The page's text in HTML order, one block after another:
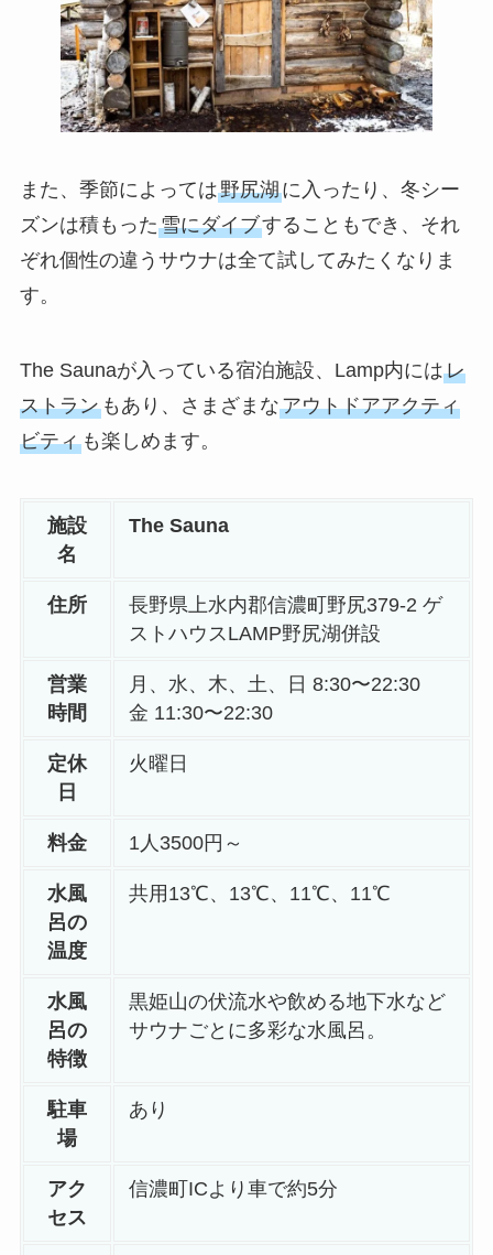
また、季節によっては野尻湖に入ったり、冬シー
ズンは積もった雪にダイブすることもでき、それ
ぞれ個性の違うサウナは全て試してみたくなりま
す。
The Saunaが入っている宿泊施設、Lamp内にはレ
ストランもあり、さまざまなアウトドアアクティ
ビティも楽しめます。
施設
名
The Sauna
住所
長野県上水内郡信濃町野尻379-2 ゲ
ストハウスLAMP野尻湖併設
営業
時間
月、水、木、土、日 8:30〜22:30
金 11:30〜22:30
定休
日
火曜日
料金 1人3500円～
水風
呂の
温度
共用13℃、13℃、11℃、11℃
水風
呂の
特徴
黒姫山の伏流水や飲める地下水など
サウナごとに多彩な水風呂。
駐車
場
あり
アク
セス
信濃町ICより車で約5分